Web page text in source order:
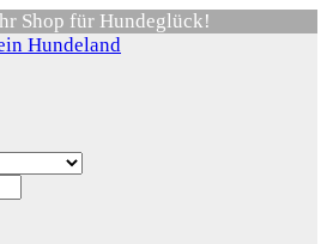
Shop für Hundeglück!